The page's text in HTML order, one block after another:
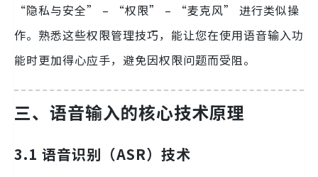
“隐私与安全” – “权限” – “麦克风” 进行类似操
作。熟悉这些权限管理技巧，能让您在使用语音输入功
能时更加得心应手，避免因权限问题而受阻。
三、语音输入的核心技术原理
3.1 语音识别（ASR）技术